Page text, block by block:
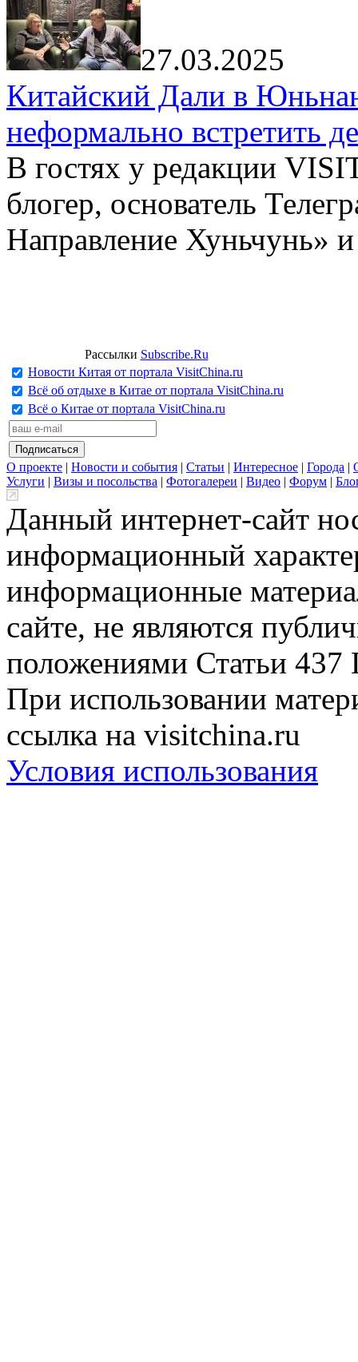
27.03.2025
Китайский Дали в
неформально встретить
В гостях у редакции
блогер, основатель
Направление Хуньчунь»
Рассылки Subscribe.Ru
Новости Китая от портала VisitChina.ru
Всё об отдыхе в Китае от портала VisitChina.ru
Всё о Китае от портала VisitChina.ru
О проекте | Новости и события | Статьи | Интересное | Города |
Услуги | Визы и посольства | Фотогалереи | Видео | Форум |
Данный интернет-сайт
информационный
информационные
сайте, не являются
положениями Статьи 437
При использовании
ссылка на visitchina.ru
Условия использования